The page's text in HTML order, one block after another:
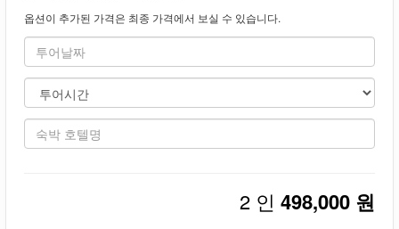
옵션이 추가된 가격은 최종 가격에서 보실 수 있습니다.
2 인 498,000 원